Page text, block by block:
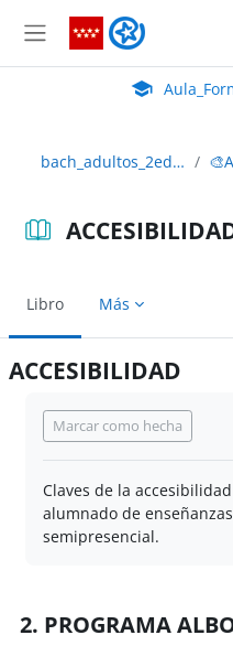
Panel lateral
Aula Virtual
bach_adultos_2edición
Libro Más
ACCESIBILIDAD
Marcar como hecha
Claves de la
alumnado de
semipresencial.
2. PROGRAMA